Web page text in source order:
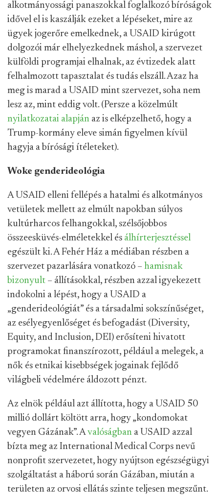
alkotmányossági panaszokkal foglalkozó bíróságok
idővel el is kaszálják ezeket a lépéseket, mire az
ügyek jogerőre emelkednek, a USAID kirúgott
dolgozói már elhelyezkednek máshol, a szervezet
külföldi programjai elhalnak, az évtizedek alatt
felhalmozott tapasztalat és tudás elszáll. Azaz ha
meg is marad a USAID mint szervezet, soha nem
lesz az, mint eddig volt. (Persze a közelmúlt
nyilatkozatai alapján az is elképzelhető, hogy a
Trump-kormány eleve simán figyelmen kívül
hagyja a bírósági ítéleteket).
Woke genderideológia
A USAID elleni fellépés a hatalmi és alkotmányos
vetületek mellett az elmúlt napokban súlyos
kultúrharcos felhangokkal, szélsőjobbos
összeesküvés-elméletekkel és álhírterjesztéssel
egészült ki. A Fehér Ház a médiában részben a
szervezet pazarlására vonatkozó – hamisnak
bizonyult – állításokkal, részben azzal igyekezett
indokolni a lépést, hogy a USAID a
„genderideológiát” és a társadalmi sokszínűséget,
az esélyegyenlőséget és befogadást (Diversity,
Equity, and Inclusion, DEI) erősíteni hivatott
programokat finanszírozott, például a melegek, a
nők és etnikai kisebbségek jogainak fejlődő
világbeli védelmére áldozott pénzt.
Az elnök például azt állította, hogy a USAID 50
millió dollárt költött arra, hogy „kondomokat
vegyen Gázának”. Avalóságban a USAID azzal
bízta meg az International Medical Corps nevű
nonprofit szervezetet, hogy nyújtson egészségügyi
szolgáltatást a háború során Gázában, miután a
területen az orvosi ellátás szinte teljesen megszűnt.